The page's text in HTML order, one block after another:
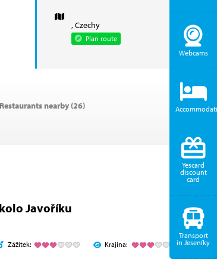
, Czechy
Plan route
Restaurants nearby (26)
Javoříku
Zážitek: Krajina:
Webcams
Yescard
discount
card
Transport
in Jeseníky